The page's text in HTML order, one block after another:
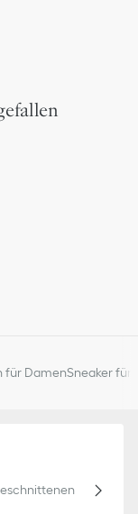
für DamenSneaker für